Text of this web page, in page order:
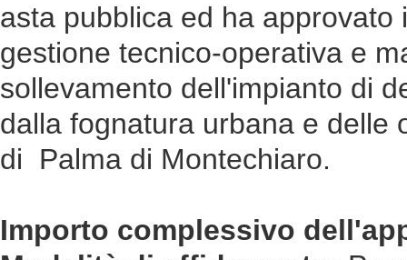
asta pubblica ed ha
gestione tecnico-operativa e
sollevamento dell'impianto di
dalla fognatura urbana e
di Palma di Montechiaro.
Importo complessivo